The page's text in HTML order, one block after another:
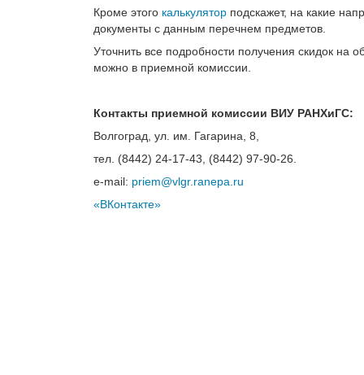
Кроме этого калькулятор подскажет, на какие
документы с данным перечнем предметов.
Уточнить все подробности получения скидок на
можно в приемной комиссии.
Контакты приемной комиссии ВИУ РАНХиГС:
Волгоград, ул. им. Гагарина, 8,
тел. (8442) 24-17-43, (8442) 97-90-26.
e-mail: priem@vlgr.ranepa.ru
«ВКонтакте»